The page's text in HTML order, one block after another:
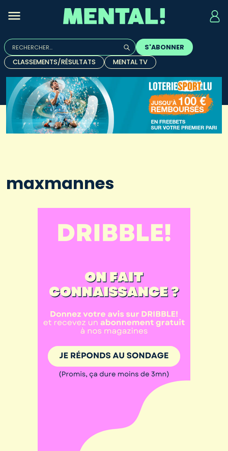
Rechercher :
Quand les résultats de l'auto-complétion sont
S'ABONNER
CLASSEMENTS/RÉSULTATS
MENTAL TV
maxmannes